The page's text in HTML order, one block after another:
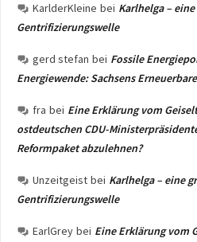
KarlderKleine bei Karlhelga –
Gentrifizierungswelle
gerd stefan bei Fossile
Energiewende: Sachsens
fra bei Eine Erklärung vom
ostdeutschen CDU-
Reformpaket abzulehnen?
Unzeitgeist bei Karlhelga – eine
Gentrifizierungswelle
EarlGrey bei Eine Erklärung vom